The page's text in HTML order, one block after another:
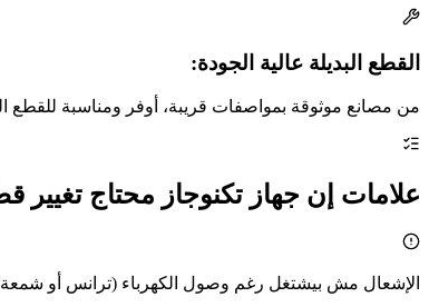
القطع البديلة عالية الجودة:
من مصانع موثوقة بمواصفات قريبة، أوفر ومناسبة للقطع
علامات إن جهاز تكنوجاز محتاج تغيير
الإشعال مش بيشتغل رغم وصول الكهرباء (ترانس أو